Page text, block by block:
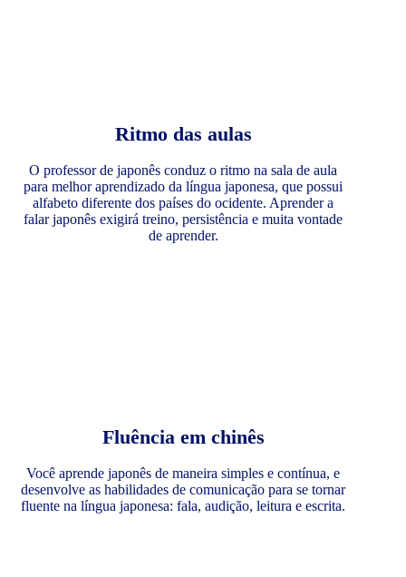
Ritmo das aulas
O professor de japonês conduz o ritmo na sala de aula
para melhor aprendizado da língua japonesa, que possui
alfabeto diferente dos países do ocidente. Aprender a
falar japonês exigirá treino, persistência e muita vontade
de aprender.
Fluência em chinês
Você aprende japonês de maneira simples e contínua, e
desenvolve as habilidades de comunicação para se tornar
fluente na língua japonesa: fala, audição, leitura e escrita.